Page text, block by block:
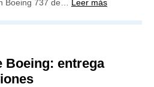
Boeing 737 de… Leer más
Boeing: entrega